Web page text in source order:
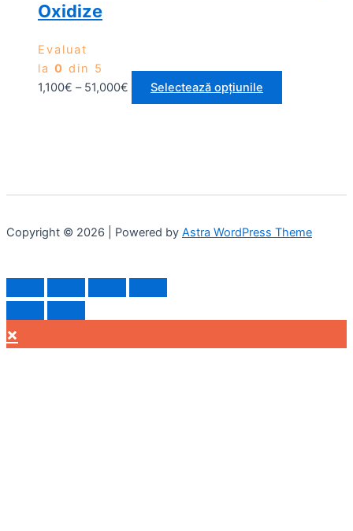
Oxidize
Evaluat
la 0 din 5
1,100€ – 51,000€ Selectează opțiunile
Copyright © 2026 | Powered by Astra WordPress Theme
×